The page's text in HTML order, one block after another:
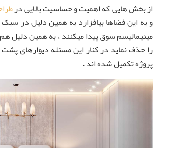
از بخش هایی که اهمیت و حساسیت بالایی در
و به این فضاها بیافزارد به همین دلیل در
مینیمالیسم سوق پیدا میکنند ، به همین دلیل
را حذف نماید در کنار این مسئله دیوارهای
پروژه تکمیل شده اند .